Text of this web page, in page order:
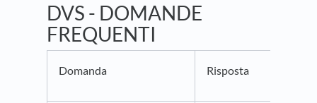
DVS - DOMANDE
FREQUENTI
Domanda Risposta